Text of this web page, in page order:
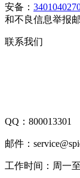
安备：
和不良信息举报邮
联系我们
QQ： 800013301
邮件：
工作时间：周一